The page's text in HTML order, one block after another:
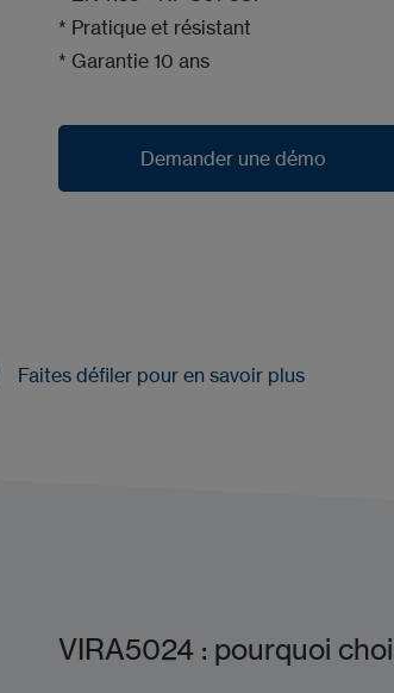
* Pratique et résistant
* Garantie 10 ans
Demander une démo
Faites défiler pour en savoir plus
VIRA5024 : pourquoi